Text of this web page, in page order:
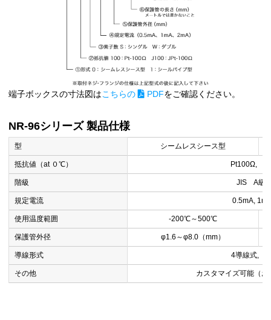
端子ボックスの寸法図はこちらの PDFをご確認ください。
NR-96シリーズ 製品仕様
型 シームレスシース型
抵抗値（at ０℃） Pt100Ω,
階級 JIS A級,
規定電流 0.5mA,
使用温度範囲 -200℃～500℃
保護管外径 φ1.6～φ8.0（mm）
導線形式 4導線式, 3
その他 カスタマイズ可能（